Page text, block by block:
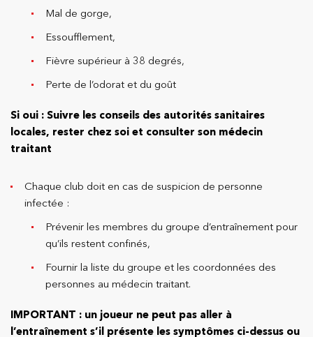
Mal de gorge,
Essoufflement,
Fièvre supérieur à 38 degrés,
Perte de l’odorat et du goût
Si oui : Suivre les conseils des autorités sanitaires
locales, rester chez soi et consulter son médecin
traitant
Chaque club doit en cas de suspicion de personne
infectée :
Prévenir les membres du groupe d’entraînement pour
qu’ils restent confinés,
Fournir la liste du groupe et les coordonnées des
personnes au médecin traitant.
IMPORTANT : un joueur ne peut pas aller à
l’entraînement s’il présente les symptômes ci-dessus ou